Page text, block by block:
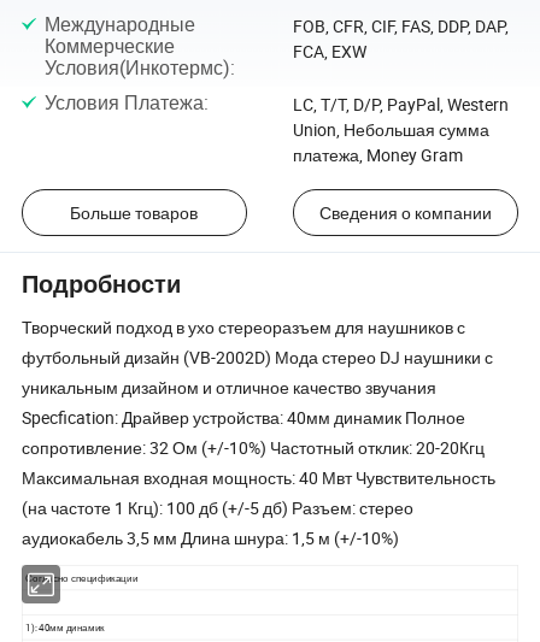
Международные
Коммерческие
Условия(Инкотермс):
FOB, CFR, CIF, FAS, DDP, DAP,
FCA, EXW
Условия Платежа:
LC, T/T, D/P, PayPal, Western
Union, Небольшая сумма
платежа, Money Gram
Больше товаров Сведения о компании
Подробности
Творческий подход в ухо стереоразъем для наушников с
футбольный дизайн (VB-2002D) Мода стерео DJ наушники с
уникальным дизайном и отличное качество звучания
Specfication: Драйвер устройства: 40мм динамик Полное
сопротивление: 32 Ом (+/-10%) Частотный отклик: 20-20Кгц
Максимальная входная мощность: 40 Мвт Чувствительность
(на частоте 1 Кгц): 100 дб (+/-5 дб) Разъем: стерео
аудиокабель 3,5 мм Длина шнура: 1,5 м (+/-10%)
Согласно спецификации
1): 40мм динамик